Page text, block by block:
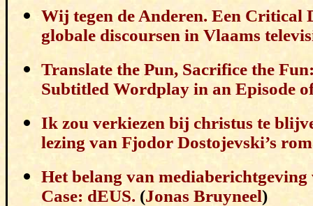
Wij tegen de Anderen. Een Critical
globale discoursen in Vlaams
Translate the Pun, Sacrifice the
Subtitled Wordplay in an Episode
Ik zou verkiezen bij christus te
lezing van Fjodor Dostojevski’s
Het belang van
Case: dEUS. (Jonas Bruyneel)